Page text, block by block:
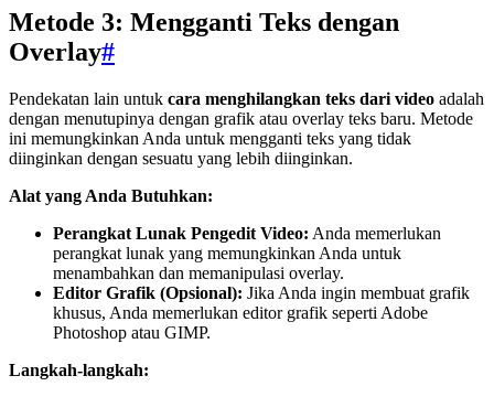
Metode 3: Mengganti Teks dengan
Overlay#
Pendekatan lain untuk cara menghilangkan teks dari video adalah
dengan menutupinya dengan grafik atau overlay teks baru. Metode
ini memungkinkan Anda untuk mengganti teks yang tidak
diinginkan dengan sesuatu yang lebih diinginkan.
Alat yang Anda Butuhkan:
Perangkat Lunak Pengedit Video: Anda memerlukan
perangkat lunak yang memungkinkan Anda untuk
menambahkan dan memanipulasi overlay.
Editor Grafik (Opsional): Jika Anda ingin membuat grafik
khusus, Anda memerlukan editor grafik seperti Adobe
Photoshop atau GIMP.
Langkah-langkah: